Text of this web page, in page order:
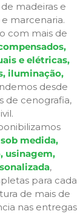
madeiras e
marcenaria.
com mais de
e elétricas,
iluminação,
desde
de cenografia,
medida,
usinagem,
,
para cada
de mais de
nas entregas